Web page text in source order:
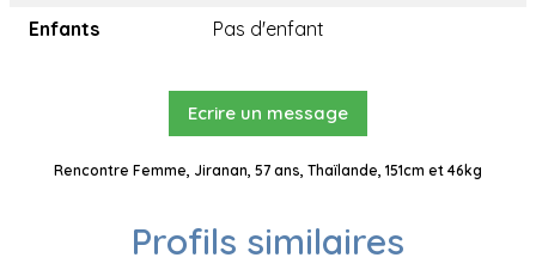
Enfants Pas d'enfant
Ecrire un message
Rencontre Femme, Jiranan, 57 ans, Thaïlande, 151cm et 46kg
Profils similaires